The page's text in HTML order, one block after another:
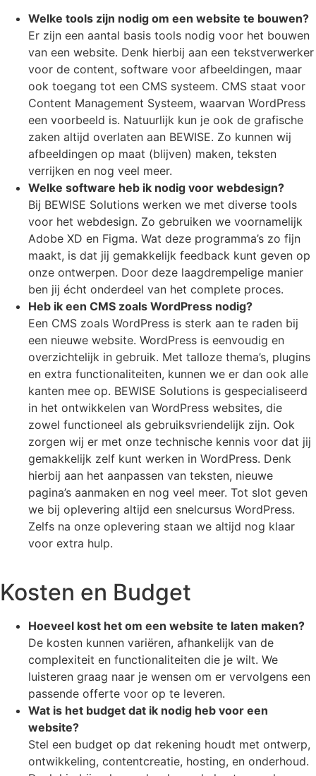
Welke tools zijn nodig om een website te bouwen?
Er zijn een aantal basis tools nodig voor het bouwen
van een website. Denk hierbij aan een tekstverwerker
voor de content, software voor afbeeldingen, maar
ook toegang tot een CMS systeem. CMS staat voor
Content Management Systeem, waarvan WordPress
een voorbeeld is. Natuurlijk kun je ook de grafische
zaken altijd overlaten aan BEWISE. Zo kunnen wij
afbeeldingen op maat (blijven) maken, teksten
verrijken en nog veel meer.
Welke software heb ik nodig voor webdesign?
Bij BEWISE Solutions werken we met diverse tools
voor het webdesign. Zo gebruiken we voornamelijk
Adobe XD en Figma. Wat deze programma’s zo fijn
maakt, is dat jij gemakkelijk feedback kunt geven op
onze ontwerpen. Door deze laagdrempelige manier
ben jij écht onderdeel van het complete proces.
Heb ik een CMS zoals WordPress nodig?
Een CMS zoals WordPress is sterk aan te raden bij
een nieuwe website. WordPress is eenvoudig en
overzichtelijk in gebruik. Met talloze thema’s, plugins
en extra functionaliteiten, kunnen we er dan ook alle
kanten mee op. BEWISE Solutions is gespecialiseerd
in het ontwikkelen van WordPress websites, die
zowel functioneel als gebruiksvriendelijk zijn. Ook
zorgen wij er met onze technische kennis voor dat jij
gemakkelijk zelf kunt werken in WordPress. Denk
hierbij aan het aanpassen van teksten, nieuwe
pagina’s aanmaken en nog veel meer. Tot slot geven
we bij oplevering altijd een snelcursus WordPress.
Zelfs na onze oplevering staan we altijd nog klaar
voor extra hulp.
Kosten en Budget
Hoeveel kost het om een website te laten maken?
De kosten kunnen variëren, afhankelijk van de
complexiteit en functionaliteiten die je wilt. We
luisteren graag naar je wensen om er vervolgens een
passende offerte voor op te leveren.
Wat is het budget dat ik nodig heb voor een
website?
Stel een budget op dat rekening houdt met ontwerp,
ontwikkeling, contentcreatie, hosting, en onderhoud.